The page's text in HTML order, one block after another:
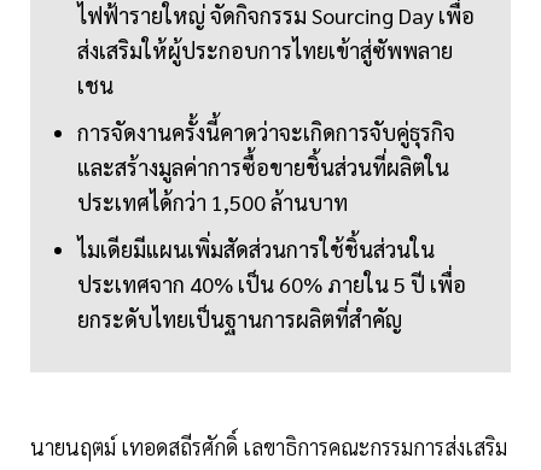
ไฟฟ้ารายใหญ่ จัดกิจกรรม Sourcing Day เพื่อ
ส่งเสริมให้ผู้ประกอบการไทยเข้าสู่ซัพพลาย
เชน
การจัดงานครั้งนี้คาดว่าจะเกิดการจับคู่ธุรกิจ
และสร้างมูลค่าการซื้อขายชิ้นส่วนที่ผลิตใน
ประเทศได้กว่า 1,500 ล้านบาท
ไมเดียมีแผนเพิ่มสัดส่วนการใช้ชิ้นส่วนใน
ประเทศจาก 40% เป็น 60% ภายใน 5 ปี เพื่อ
ยกระดับไทยเป็นฐานการผลิตที่สำคัญ
นายนฤตม์ เทอดสถีรศักดิ์ เลขาธิการคณะกรรมการส่งเสริม